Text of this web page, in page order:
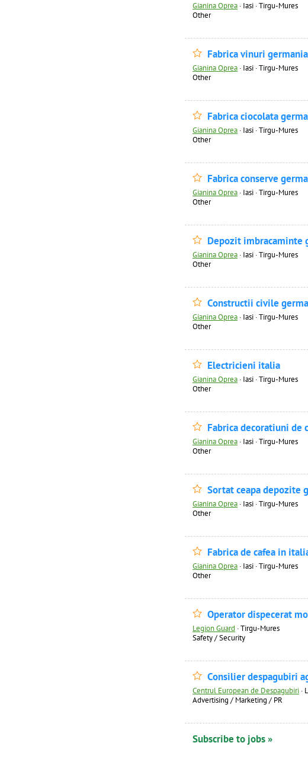
Gianina Oprea · Iasi · Tirgu-Mures
Other
Fabrica vinuri germania
Gianina Oprea · Iasi · Tirgu-Mures
Other
Fabrica ciocolata
Gianina Oprea · Iasi · Tirgu-Mures
Other
Fabrica conserve
Gianina Oprea · Iasi · Tirgu-Mures
Other
Depozit imbracaminte
Gianina Oprea · Iasi · Tirgu-Mures
Other
Constructii civile
Gianina Oprea · Iasi · Tirgu-Mures
Other
Electricieni italia
Gianina Oprea · Iasi · Tirgu-Mures
Other
Fabrica decoratiuni de
Gianina Oprea · Iasi · Tirgu-Mures
Other
Sortat ceapa depozite
Gianina Oprea · Iasi · Tirgu-Mures
Other
Fabrica de cafea in
Gianina Oprea · Iasi · Tirgu-Mures
Other
Operator dispecerat
Legion Guard ·Tirgu-Mures
Safety / Security
Consilier despagubiri
Centrul European de Despagubiri ·
Advertising / Marketing / PR
Subscribe to jobs »